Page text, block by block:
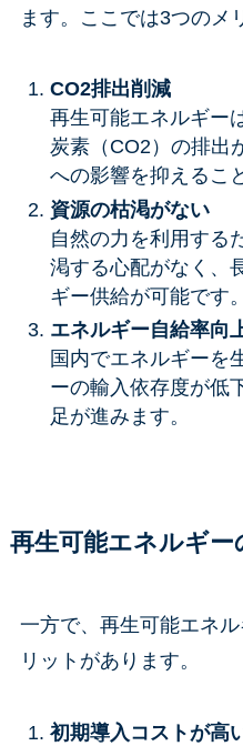
ます。ここでは3つのメ
CO2排出削減
再生可能エネルギー
炭素（CO2）の排出
への影響を抑えるこ
資源の枯渇がない
自然の力を利用する
渇する心配がなく、
ギー供給が可能です。
エネルギー自給率向
国内でエネルギーを
ーの輸入依存度が低
足が進みます。
再生可能エネルギ
一方で、再生可能エネ
リットがあります。
初期導入コストが高